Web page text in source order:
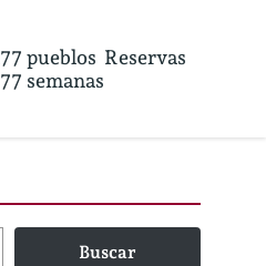
77 pueblos
77 semanas
Reservas
Buscar